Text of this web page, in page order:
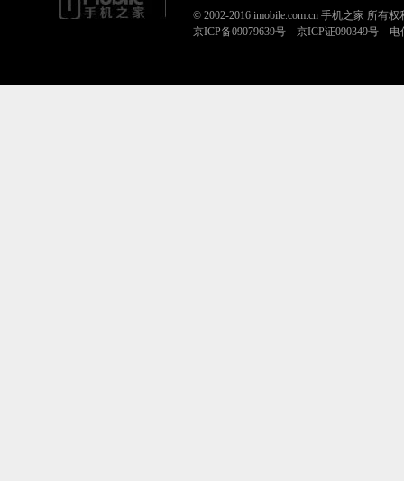
© 2002-2016 imobile.com.cn 手机之家 所有权
京ICP备09079639号 京ICP证090349号 电